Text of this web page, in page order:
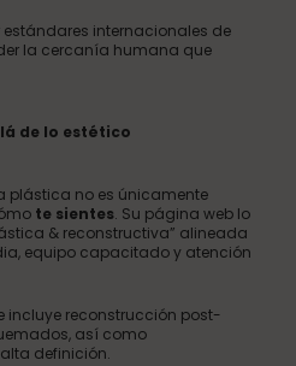
internacionales de
la cercanía humana que
de lo estético
plástica no es únicamente
te sientes. Su página web lo
& reconstructiva” alineada
equipo capacitado y atención
incluye reconstrucción post-
así como
definición.